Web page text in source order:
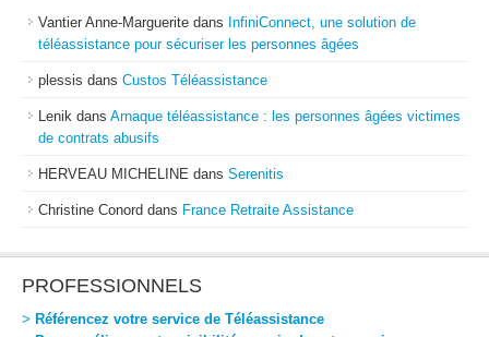
Vantier Anne-Marguerite dans InfiniConnect, une solution de
téléassistance pour sécuriser les personnes âgées
plessis dans Custos Téléassistance
Lenik dans Arnaque téléassistance : les personnes âgées victimes
de contrats abusifs
HERVEAU MICHELINE dans Serenitis
Christine Conord dans France Retraite Assistance
PROFESSIONNELS
> Référencez votre service de Téléassistance